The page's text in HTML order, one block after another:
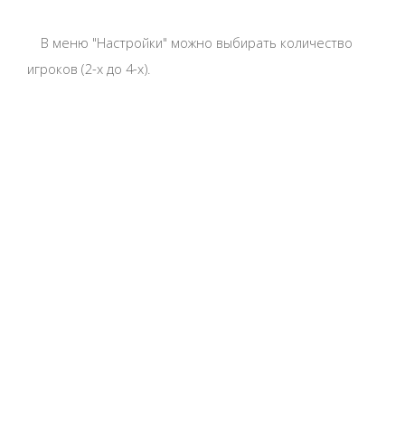
В меню "Настройки" можно выбирать количество
игроков (2-х до 4-х).